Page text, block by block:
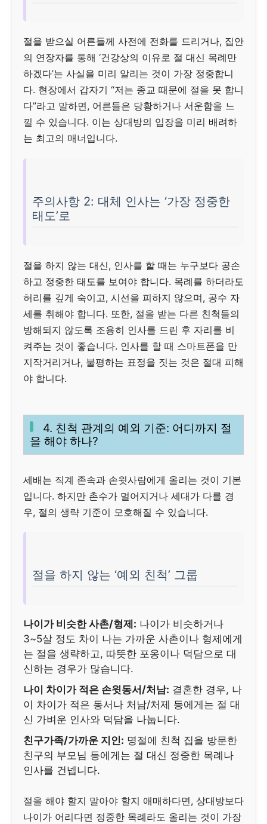
절을 받으실 어른들께 사전에 전화를 드리거나, 집안
의 연장자를 통해 ‘건강상의 이유로 절 대신 목례만
하겠다’는 사실을 미리 알리는 것이 가장 정중합니
다. 현장에서 갑자기 “저는 종교 때문에 절을 못 합니
다”라고 말하면, 어른들은 당황하거나 서운함을 느
낄 수 있습니다. 이는 상대방의 입장을 미리 배려하
는 최고의 매너입니다.
주의사항 2: 대체 인사는 ‘가장 정중한
태도’로
절을 하지 않는 대신, 인사를 할 때는 누구보다 공손
하고 정중한 태도를 보여야 합니다. 목례를 하더라도
허리를 깊게 숙이고, 시선을 피하지 않으며, 공수 자
세를 취해야 합니다. 또한, 절을 받는 다른 친척들의
방해되지 않도록 조용히 인사를 드린 후 자리를 비
켜주는 것이 좋습니다. 인사를 할 때 스마트폰을 만
지작거리거나, 불평하는 표정을 짓는 것은 절대 피해
야 합니다.
4. 친척 관계의 예외 기준: 어디까지 절
을 해야 하나?
세배는 직계 존속과 손윗사람에게 올리는 것이 기본
입니다. 하지만 촌수가 멀어지거나 세대가 다를 경
우, 절의 생략 기준이 모호해질 수 있습니다.
절을 하지 않는 ‘예외 친척’ 그룹
나이가 비슷한 사촌/형제: 나이가 비슷하거나
3~5살 정도 차이 나는 가까운 사촌이나 형제에게
는 절을 생략하고, 따뜻한 포옹이나 덕담으로 대
신하는 경우가 많습니다.
나이 차이가 적은 손윗동서/처남: 결혼한 경우, 나
이 차이가 적은 동서나 처남/처제 등에게는 절 대
신 가벼운 인사와 덕담을 나눕니다.
친구가족/가까운 지인: 명절에 친척 집을 방문한
친구의 부모님 등에게는 절 대신 정중한 목례나
인사를 건넵니다.
절을 해야 할지 말아야 할지 애매하다면, 상대방보다
나이가 어리다면 정중한 목례라도 올리는 것이 가장